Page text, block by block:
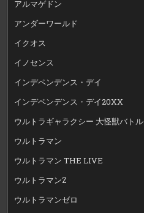
アルマゲドン
アンダーワールド
イクオス
イノセンス
インデペンデンス・デイ
インデペンデンス・デイ20XX
ウルトラギャラクシー 大怪獣バトル
ウルトラマン
ウルトラマン THE LIVE
ウルトラマンZ
ウルトラマンゼロ